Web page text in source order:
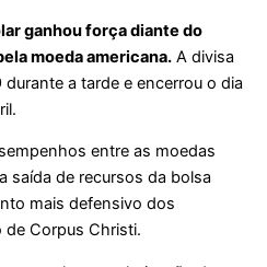
ganhou força diante do
moeda americana. A divisa
a tarde e encerrou o dia
entre as moedas
saída de recursos da bolsa
mais defensivo dos
Corpus Christi.